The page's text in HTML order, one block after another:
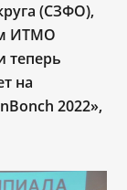
(СЗФО),
ИТМО
теперь
на
2022»,